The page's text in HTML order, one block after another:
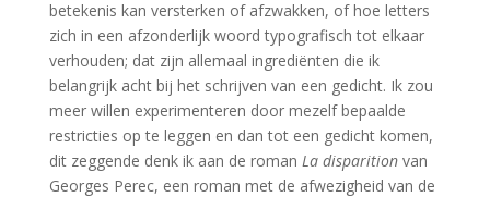
betekenis kan versterken of afzwakken, of hoe letters
zich in een afzonderlijk woord typografisch tot elkaar
verhouden; dat zijn allemaal ingrediënten die ik
belangrijk acht bij het schrijven van een gedicht. Ik zou
meer willen experimenteren door mezelf bepaalde
restricties op te leggen en dan tot een gedicht komen,
dit zeggende denk ik aan de roman La disparitionvan
Georges Perec, een roman met de afwezigheid van de